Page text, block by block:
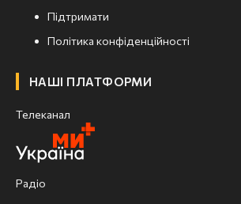
Підтримати
Політика конфіденційності
НАШІ ПЛАТФОРМИ
Телеканал
Радіо